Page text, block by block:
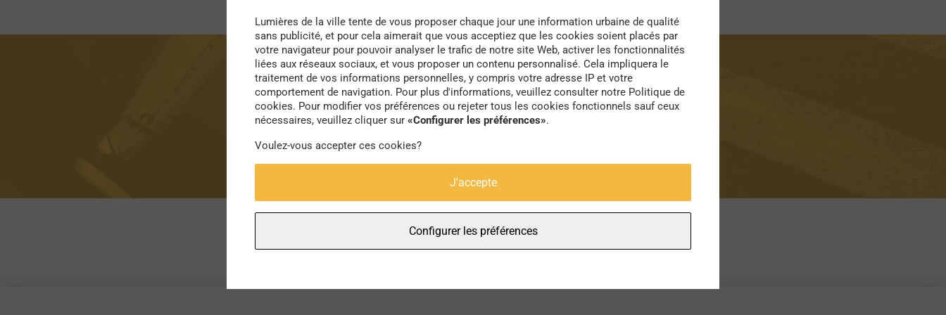
carnaval
Lumières de la ville tente de vous proposer chaque jour une information urbaine de qualité
sans publicité, et pour cela aimerait que vous acceptiez que les cookies soient placés par
votre navigateur pour pouvoir analyser le trafic de notre site Web, activer les fonctionnalités
liées aux réseaux sociaux, et vous proposer un contenu personnalisé. Cela impliquera le
traitement de vos informations personnelles, y compris votre adresse IP et votre
comportement de navigation. Pour plus d'informations, veuillez consulter notre Politique de
cookies. Pour modifier vos préférences ou rejeter tous les cookies fonctionnels sauf ceux
nécessaires, veuillez cliquer sur «Configurer les préférences».
Voulez-vous accepter ces cookies?
J'accepte
Configurer les préférences